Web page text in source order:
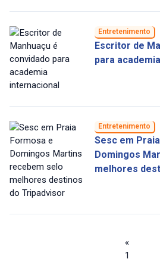
Entretenimento
Escritor de
para
Entretenimento
Sesc em
Domingos
melhores
«
1